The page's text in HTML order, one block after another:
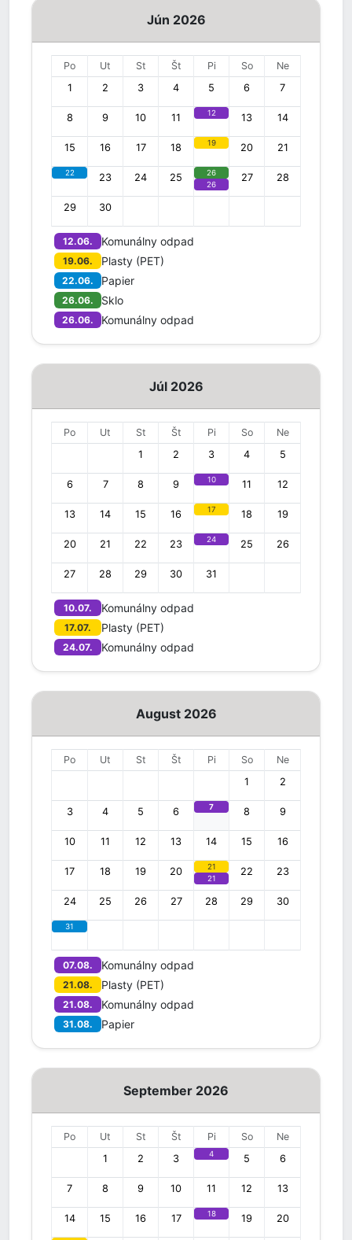
Jún 2026
Po Ut St Št Pi So
Ne
1
2 3 4 5 6 7
8 9 10 11 12 13 14
15 16 17 18 19 20 21
22 23 24 25
26
26
27 28
29 30
12.06. Komunálny odpad
19.06. Plasty (PET)
22.06. Papier
26.06. Sklo
26.06. Komunálny odpad
Júl 2026
Po Ut St Št Pi So
Ne
1
2 3 4 5
6 7 8 9 10 11 12
13 14 15 16 17 18 19
20 21 22 23 24 25 26
27 28 29 30 31
10.07. Komunálny odpad
17.07. Plasty (PET)
24.07. Komunálny odpad
August 2026
Po Ut St Št Pi So
Ne
1
2
3 4 5 6 7 8 9
10 11 12 13 14 15 16
17 18 19 20
21
21
22 23
24 25 26 27 28 29 30
31
07.08. Komunálny odpad
21.08. Plasty (PET)
21.08. Komunálny odpad
31.08. Papier
September 2026
Po Ut St Št Pi So
Ne
1
2 3 4 5 6
7 8 9 10 11 12 13
14 15 16 17 18 19 20